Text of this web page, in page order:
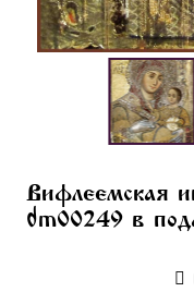
Вифлеемская
dm00249 в